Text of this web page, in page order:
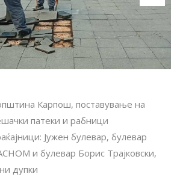
Карпош, поставување на
патеки и рабници
Јужен булевар, булевар
и булевар Борис Трајковски,
дупки